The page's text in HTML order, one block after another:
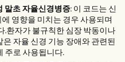
말초 자율신경병증: 이 코드는 신
영향을 미치는 경우 사용되며
.환자가 불규칙한 심장 박동이나
자율 신경 기능 장애와 관련된
주로 사용됩니다.